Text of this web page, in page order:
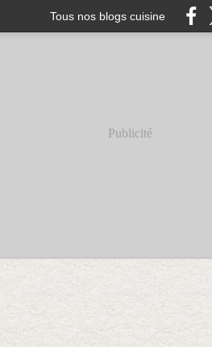
Tous nos blogs cuisine
Publicité